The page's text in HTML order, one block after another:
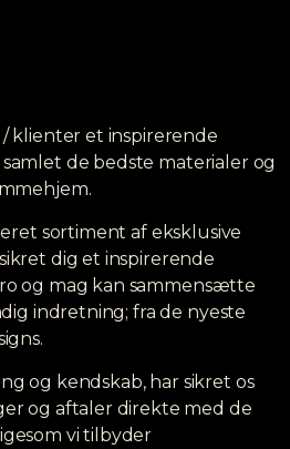
klienter et inspirerende
de bedste materialer og
sortiment af eksklusive
dig et inspirerende
og mag kan sammensætte
indretning; fra de nyeste
og kendskab, har sikret os
og aftaler direkte med de
vi tilbyder